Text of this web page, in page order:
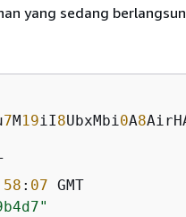
yang sedang
7M19iI8UbxMbi0A8
58 : 07